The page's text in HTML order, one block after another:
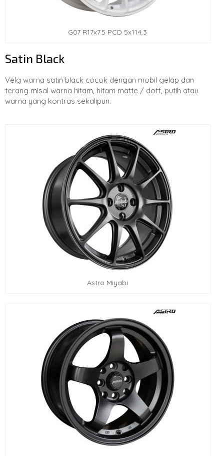
G07 R17x7.5 PCD 5x114,3
Satin Black
Velg warna satin black cocok dengan mobil gelap dan
terang misal warna hitam, hitam matte / doff, putih atau
warna yang kontras sekalipun.
Astro Miyabi